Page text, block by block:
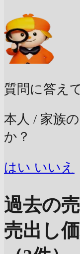
質問に答え
本人 / 家族
か？
はい いいえ
過去の
売出し